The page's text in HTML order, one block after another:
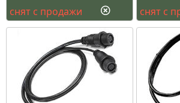
снят с продажи
снят с